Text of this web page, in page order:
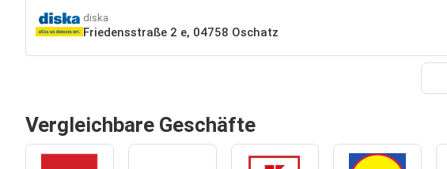
diska
Friedensstraße 2 e, 04758 Oschatz
Vergleichbare Geschäfte